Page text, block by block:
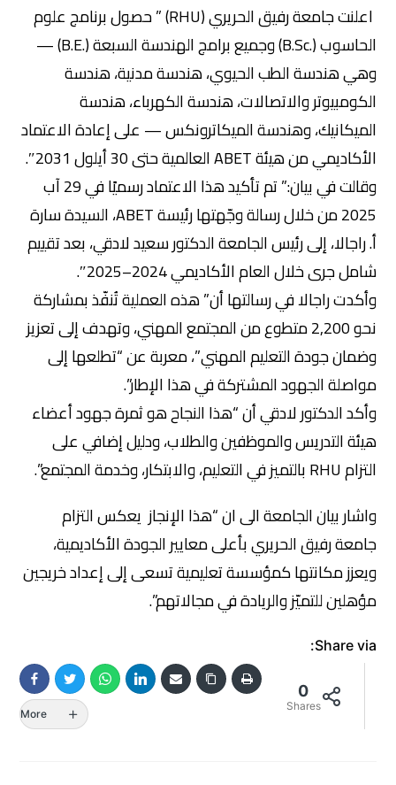
اعلنت جامعة رفيق الحريري (RHU) ” حصول برنامج علوم
الحاسوب (.B.Sc) وجميع برامج الهندسة السبعة (.B.E) —
وهي هندسة الطب الحيوي، هندسة مدنية، هندسة
الكومبيوتر والاتصالات، هندسة الكهرباء، هندسة
الميكانيك، وهندسة الميكاترونكس — على إعادة الاعتماد
الأكاديمي من هيئة ABET العالمية حتى 30 أيلول 2031″.
وقالت في بيان:” تم تأكيد هذا الاعتماد رسميًا في 29 آب
2025 من خلال رسالة وجّهتها رئيسة ABET، السيدة سارة
أ. راجالا، إلى رئيس الجامعة الدكتور سعيد لادقي، بعد تقييم
شامل جرى خلال العام الأكاديمي 2024–2025″.
وأكدت راجالا في رسالتها أن” هذه العملية تُنفّذ بمشاركة
نحو 2,200 متطوع من المجتمع المهني، وتهدف إلى تعزيز
وضمان جودة التعليم المهني”، معربة عن “تطلعها إلى
مواصلة الجهود المشتركة في هذا الإطار”.
وأكد الدكتور لادقي أن “هذا النجاح هو ثمرة جهود أعضاء
هيئة التدريس والموظفين والطلاب، ودليل إضافي على
التزام RHU بالتميز في التعليم، والابتكار، وخدمة المجتمع”.
واشار بيان الجامعة الى ان “هذا الإنجاز يعكس التزام
جامعة رفيق الحريري بأعلى معايير الجودة الأكاديمية،
ويعزز مكانتها كمؤسسة تعليمية تسعى إلى إعداد خريجين
مؤهلين للتميّز والريادة في مجالاتهم”.
Share via:
0
Shares
More